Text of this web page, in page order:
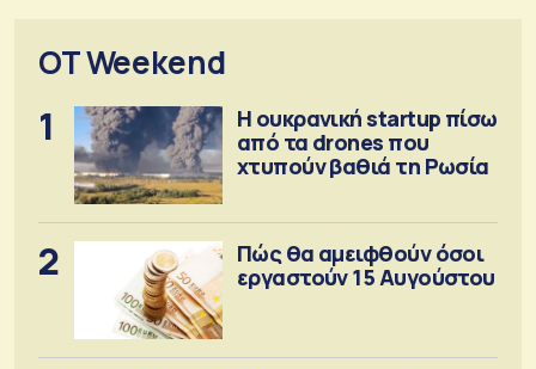
OT Weekend
1
Η ουκρανική startup πίσω
από τα drones που
χτυπούν βαθιά τη Ρωσία
2
Πώς θα αμειφθούν όσοι
εργαστούν 15 Αυγούστου